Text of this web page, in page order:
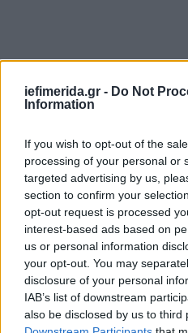
iefimerida.gr - Do Not
Information
If you wish to opt-out of the
processing of your personal or
targeted advertising by us,
section to confirm your
opt-out request is processed
interest-based ads based on
us or personal information
your opt-out. You may
disclosure of your personal
IAB’s list of downstream
also be disclosed by us to third